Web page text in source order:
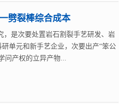
劈裂棒综合成本
，是次要处置岩石割裂手艺研发、岩
单元和新手艺企业，次要出产“笨公
问产权的立异产物...